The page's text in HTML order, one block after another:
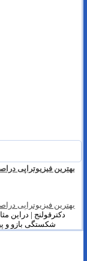
بهترین فیزیوتراپی
بهترین فیزیوتراپی
دکترقولنج | دراین
شکستگی بازو و